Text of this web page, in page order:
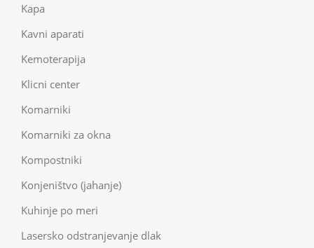
Kapa
Kavni aparati
Kemoterapija
Klicni center
Komarniki
Komarniki za okna
Kompostniki
Konjeništvo (jahanje)
Kuhinje po meri
Lasersko odstranjevanje dlak